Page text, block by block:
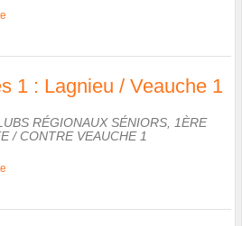
1 : Lagnieu / Veauche 1
RÉGIONAUX SÉNIORS, 1ÈRE
/ CONTRE VEAUCHE 1